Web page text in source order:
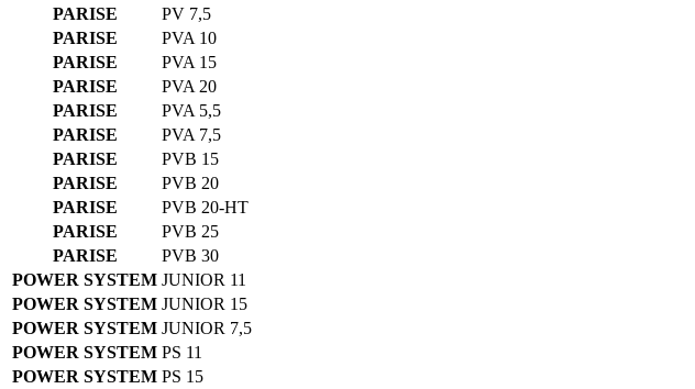
PARISE
PV 7,5
PARISE
PVA 10
PARISE
PVA 15
PARISE
PVA 20
PARISE
PVA 5,5
PARISE
PVA 7,5
PARISE
PVB 15
PARISE
PVB 20
PARISE
PVB 20-HT
PARISE
PVB 25
PARISE
PVB 30
POWER SYSTEM JUNIOR 11
POWER SYSTEM JUNIOR 15
POWER SYSTEM JUNIOR 7,5
POWER SYSTEM PS 11
POWER SYSTEM PS 15